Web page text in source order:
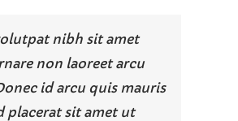
nibh sit amet
non laoreet arcu
id arcu quis mauris
placerat sit amet ut